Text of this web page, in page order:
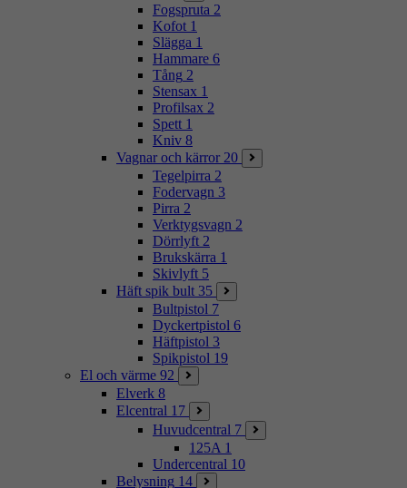
Fogspruta 2
Kofot 1
Slägga 1
Hammare 6
Tång 2
Stensax 1
Profilsax 2
Spett 1
Kniv 8
Vagnar och kärror 20
Tegelpirra 2
Fodervagn 3
Pirra 2
Verktygsvagn 2
Dörrlyft 2
Brukskärra 1
Skivlyft 5
Häft spik bult 35
Bultpistol 7
Dyckertpistol 6
Häftpistol 3
Spikpistol 19
El och värme 92
Elverk 8
Elcentral 17
Huvudcentral 7
125A 1
Undercentral 10
Belysning 14